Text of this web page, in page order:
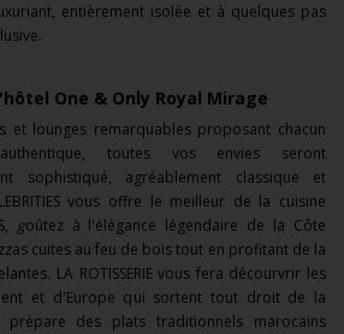
entièrement isolée et à quelques pas
One & Only Royal Mirage
et lounges remarquables proposant chacun
toutes vos envies seront
sophistiqué, agréablement classique et
vous offre le meilleur de la cuisine
goûtez à l'élégance légendaire de la Côte
cuites au feu de bois tout en profitant de la
LA ROTISSERIE vous fera décourvrir les
et d'Europe qui sortent tout droit de la
prépare des plats traditionnels marocains